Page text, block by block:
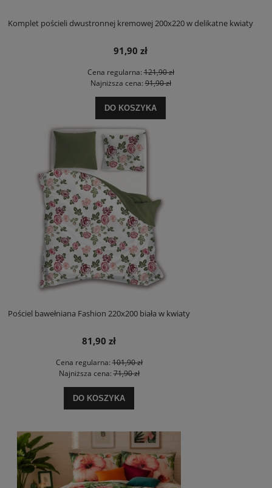
Komplet pościeli dwustronnej kremowej 200x220 w delikatne kwiaty
91,90 zł
Cena regularna:121,90 zł
Najniższa cena:91,90 zł
DO KOSZYKA
Pościel bawełniana Fashion 220x200 biała w kwiaty
81,90 zł
Cena regularna:101,90 zł
Najniższa cena:71,90 zł
DO KOSZYKA